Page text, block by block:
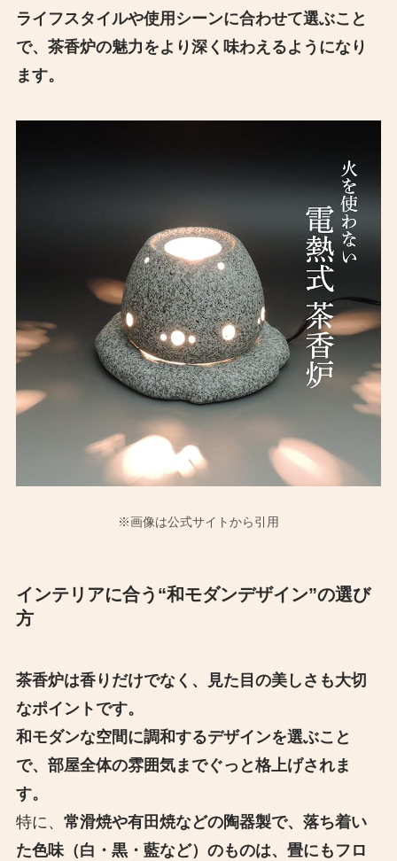
ライフスタイルや使用シーンに合わせて選ぶこと
で、茶香炉の魅力をより深く味わえるようになり
ます。
※画像は公式サイトから引用
インテリアに合う“和モダンデザイン”の選び
方
茶香炉は香りだけでなく、見た目の美しさも大切
なポイントです。
和モダンな空間に調和するデザインを選ぶこと
で、部屋全体の雰囲気までぐっと格上げされま
す。
特に、 常滑焼や有田焼などの陶器製で、落ち着い
た色味（白・黒・藍など）のものは、畳にもフロ